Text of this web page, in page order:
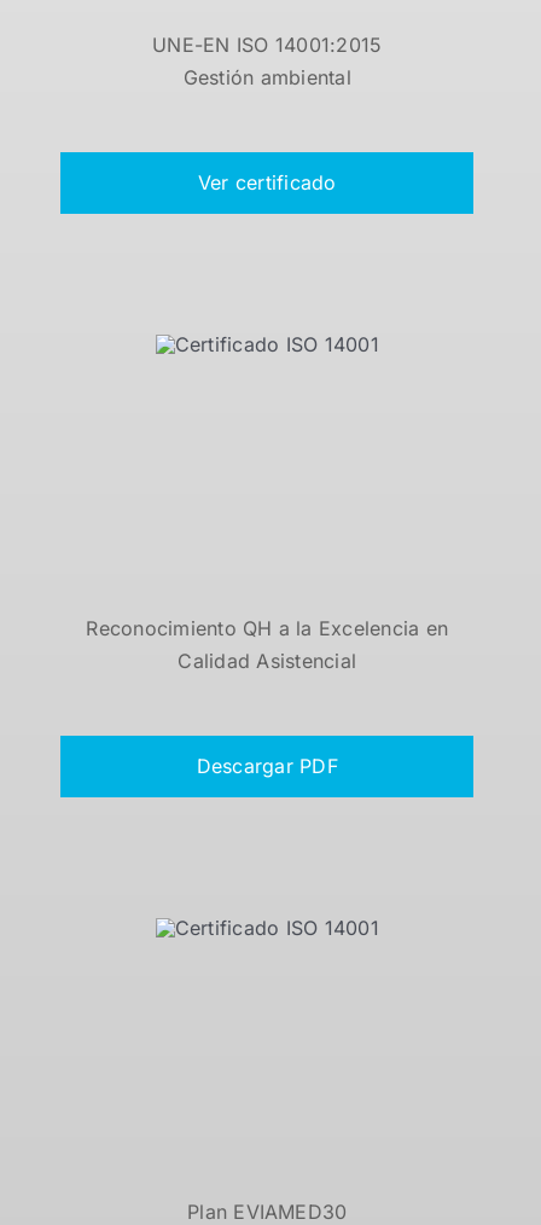
UNE-EN ISO 14001:2015
Gestión ambiental
Ver certificado
Reconocimiento QH a la Excelencia en
Calidad Asistencial
Descargar PDF
Plan EVIAMED30